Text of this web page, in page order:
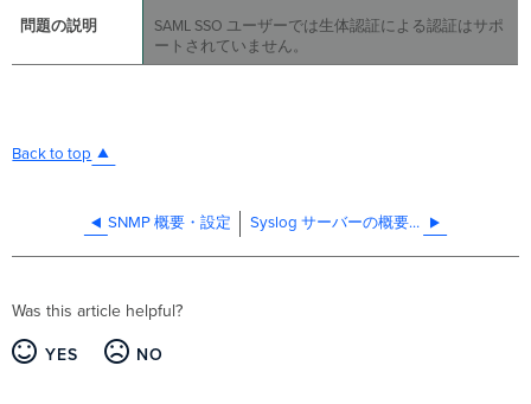
SAML SSO ユーザーでは生体認証による認証はサポ
ートされていません。
Back to top
SNMP 概要・設定 Syslog サーバーの概要と設定
Was this article helpful?
YES NO